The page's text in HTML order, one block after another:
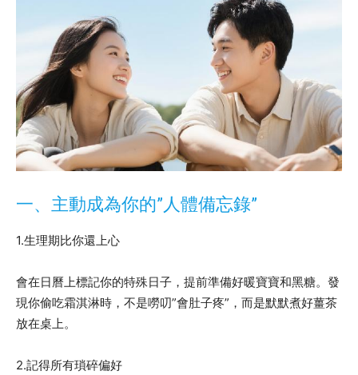
一、主動成為你的”人體備忘錄”
1.生理期比你還上心
會在日曆上標記你的特殊日子，提前準備好暖寶寶和黑糖。發
現你偷吃霜淇淋時，不是嘮叨”會肚子疼”，而是默默煮好薑茶
放在桌上。
2.記得所有瑣碎偏好